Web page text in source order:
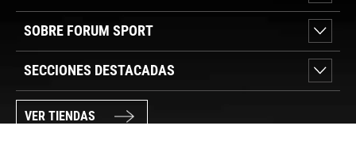
SOBRE FORUM SPORT
SECCIONES DESTACADAS
VER TIENDAS